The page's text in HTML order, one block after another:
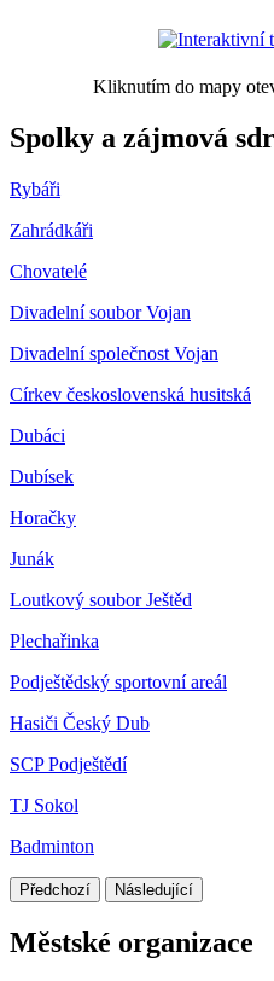
Kliknutím do mapy
Spolky a zájmová
Rybáři
Zahrádkáři
Chovatelé
Divadelní soubor Vojan
Divadelní společnost Vojan
Církev československá husitská
Dubáci
Dubísek
Horačky
Junák
Loutkový soubor Ještěd
Plechařinka
Podještědský sportovní areál
Hasiči Český Dub
SCP Podještědí
TJ Sokol
Badminton
Předchozí Následující
Městské organizace